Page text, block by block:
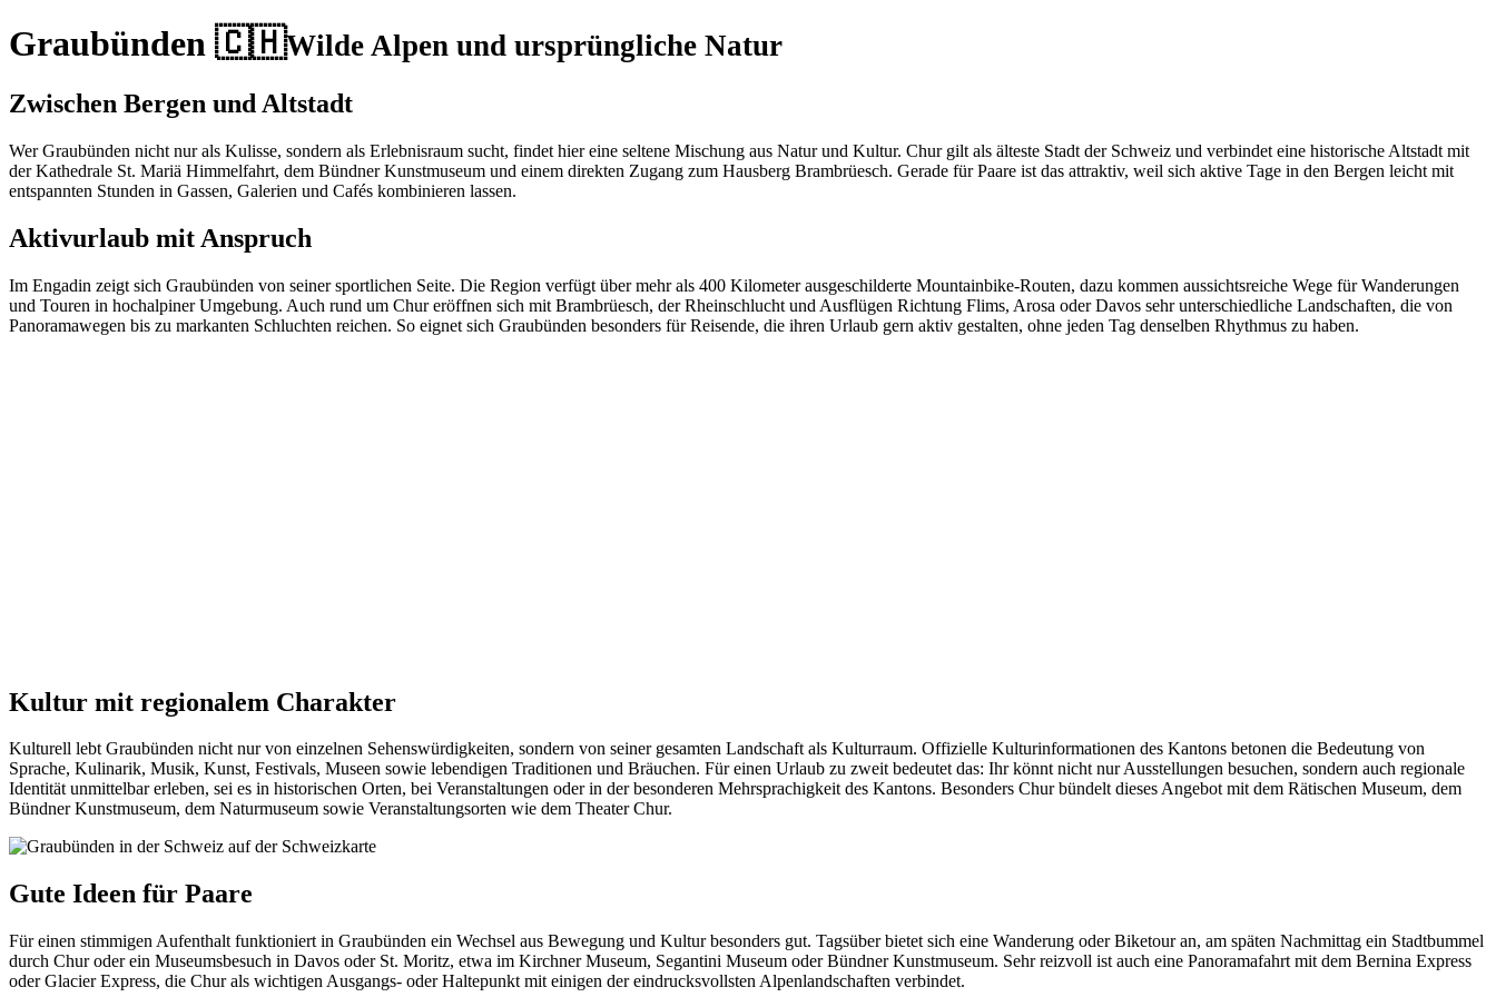
Graubünden 🇨🇭Wilde Alpen und ursprüngliche Natur
Zwischen Bergen und Altstadt
Wer Graubünden nicht nur als Kulisse, sondern als Erlebnisraum sucht, findet hier eine seltene Mischung aus Natur und Kultur. Chur gilt als älteste Stadt der Schweiz und verbindet eine historische Altstadt mit
der Kathedrale St. Mariä Himmelfahrt, dem Bündner Kunstmuseum und einem direkten Zugang zum Hausberg Brambrüesch. Gerade für Paare ist das attraktiv, weil sich aktive Tage in den Bergen leicht mit
entspannten Stunden in Gassen, Galerien und Cafés kombinieren lassen.
Aktivurlaub mit Anspruch
Im Engadin zeigt sich Graubünden von seiner sportlichen Seite. Die Region verfügt über mehr als 400 Kilometer ausgeschilderte Mountainbike-Routen, dazu kommen aussichtsreiche Wege für Wanderungen
und Touren in hochalpiner Umgebung. Auch rund um Chur eröffnen sich mit Brambrüesch, der Rheinschlucht und Ausflügen Richtung Flims, Arosa oder Davos sehr unterschiedliche Landschaften, die von
Panoramawegen bis zu markanten Schluchten reichen. So eignet sich Graubünden besonders für Reisende, die ihren Urlaub gern aktiv gestalten, ohne jeden Tag denselben Rhythmus zu haben.
Kultur mit regionalem Charakter
Kulturell lebt Graubünden nicht nur von einzelnen Sehenswürdigkeiten, sondern von seiner gesamten Landschaft als Kulturraum. Offizielle Kulturinformationen des Kantons betonen die Bedeutung von
Sprache, Kulinarik, Musik, Kunst, Festivals, Museen sowie lebendigen Traditionen und Bräuchen. Für einen Urlaub zu zweit bedeutet das: Ihr könnt nicht nur Ausstellungen besuchen, sondern auch regionale
Identität unmittelbar erleben, sei es in historischen Orten, bei Veranstaltungen oder in der besonderen Mehrsprachigkeit des Kantons. Besonders Chur bündelt dieses Angebot mit dem Rätischen Museum, dem
Bündner Kunstmuseum, dem Naturmuseum sowie Veranstaltungsorten wie dem Theater Chur.
Gute Ideen für Paare
Für einen stimmigen Aufenthalt funktioniert in Graubünden ein Wechsel aus Bewegung und Kultur besonders gut. Tagsüber bietet sich eine Wanderung oder Biketour an, am späten Nachmittag ein Stadtbummel
durch Chur oder ein Museumsbesuch in Davos oder St. Moritz, etwa im Kirchner Museum, Segantini Museum oder Bündner Kunstmuseum. Sehr reizvoll ist auch eine Panoramafahrt mit dem Bernina Express
oder Glacier Express, die Chur als wichtigen Ausgangs- oder Haltepunkt mit einigen der eindrucksvollsten Alpenlandschaften verbindet.